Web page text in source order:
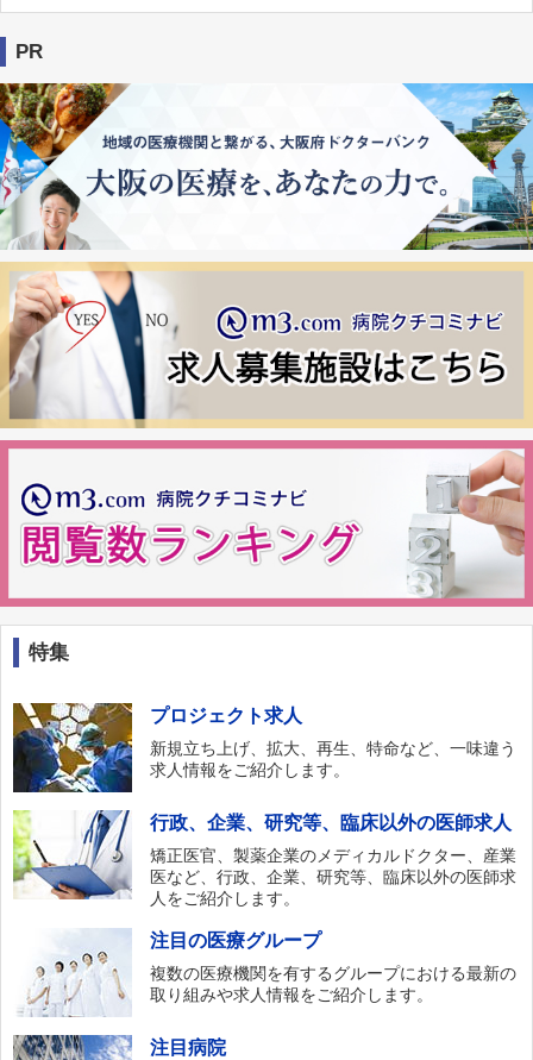
PR
特集
プロジェクト求人
新規立ち上げ、拡大、再生、特命など、一味違う
求人情報をご紹介します。
行政、企業、研究等、臨床以外の医師求人
矯正医官、製薬企業のメディカルドクター、産業
医など、行政、企業、研究等、臨床以外の医師求
人をご紹介します。
注目の医療グループ
複数の医療機関を有するグループにおける最新の
取り組みや求人情報をご紹介します。
注目病院